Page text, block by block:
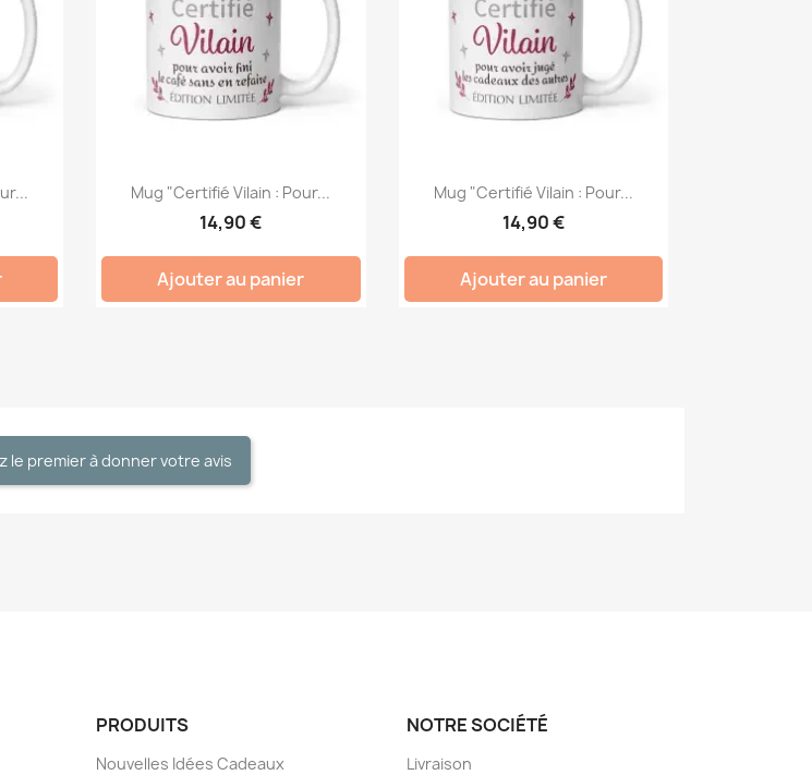
Mug "Certifié Vilain : Pour...
14,90 €
Ajouter au panier
Mug "Certifié Vilain : Pour...
14,90 €
Ajouter au panier
le premier à donner votre avis
PRODUITS
Nouvelles Idées Cadeaux
NOTRE SOCIÉTÉ
Livraison